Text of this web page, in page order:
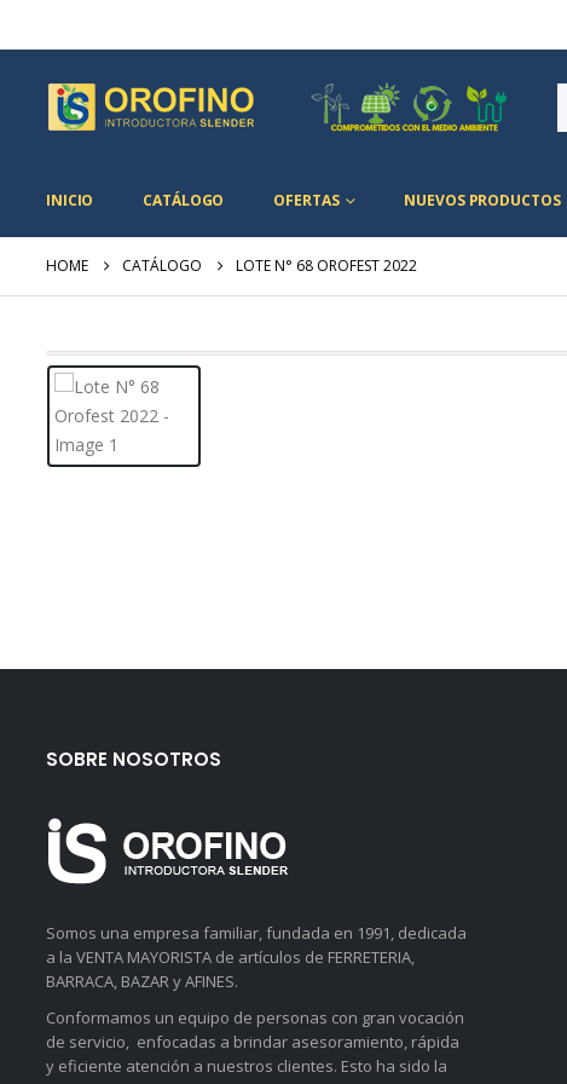
INICIO CATÁLOGO OFERTAS NUEVOS PRODUCTOS
HOME CATÁLOGO LOTE N° 68 OROFEST 2022
SOBRE NOSOTROS
Somos una empresa familiar, fundada en 1991, dedicada
a la VENTA MAYORISTA de artículos de FERRETERIA,
BARRACA, BAZAR y AFINES.
Conformamos un equipo de personas con gran vocación
de servicio, enfocadas a brindar asesoramiento, rápida
y eficiente atención a nuestros clientes. Esto ha sido la